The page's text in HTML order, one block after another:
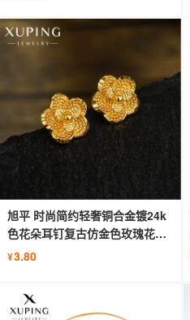
旭平 时尚简约轻奢铜合金镀24k
色花朵耳钉复古仿金色玫瑰花耳
饰女
¥3.80